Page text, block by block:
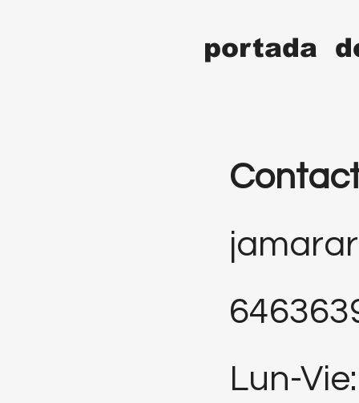
portada
Lun-